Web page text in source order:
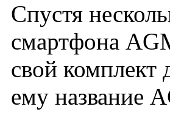
Спустя
смартфона
свой комплект
ему название